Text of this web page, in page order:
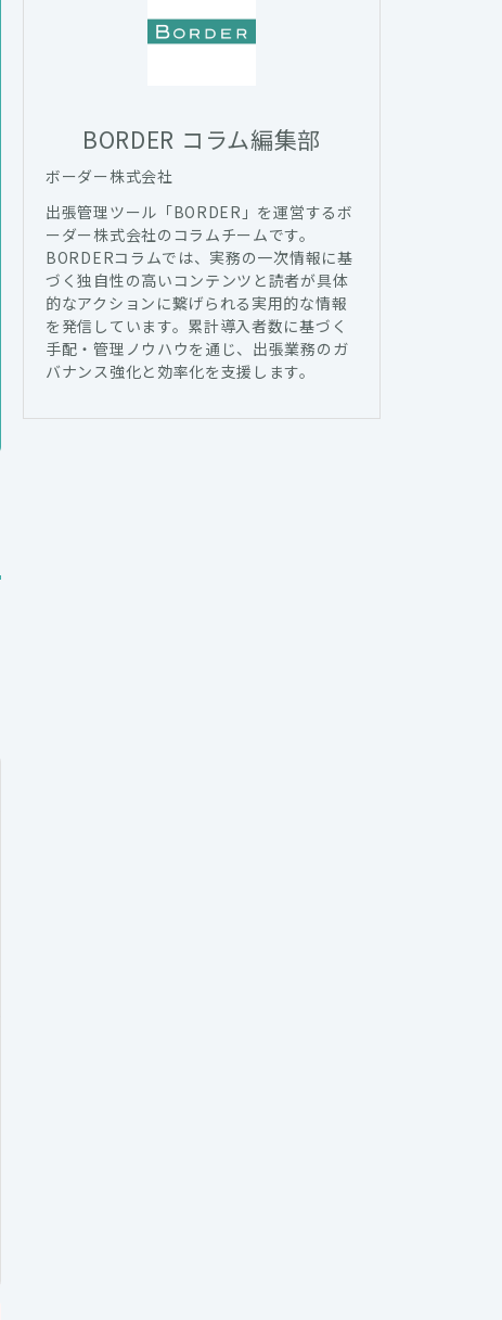
BORDER コラム編集部
ボーダー株式会社
出張管理ツール「BORDER」を運営するボ
ーダー株式会社のコラムチームです。
BORDERコラムでは、実務の一次情報に基
づく独自性の高いコンテンツと読者が具体
的なアクションに繋げられる実用的な情報
を発信しています。累計導入者数に基づく
手配・管理ノウハウを通じ、出張業務のガ
バナンス強化と効率化を支援します。